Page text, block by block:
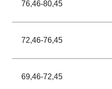
76,46-80,45
72,46-76,45
69,46-72,45